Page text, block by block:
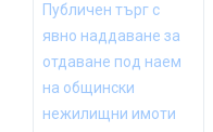
Публичен търг с
явно наддаване за
отдаване под наем
на общински
нежилищни имоти